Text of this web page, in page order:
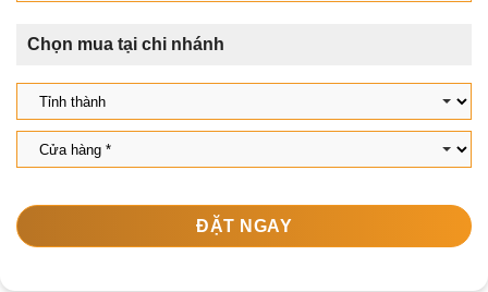
Chọn mua tại chi nhánh
ĐẶT NGAY